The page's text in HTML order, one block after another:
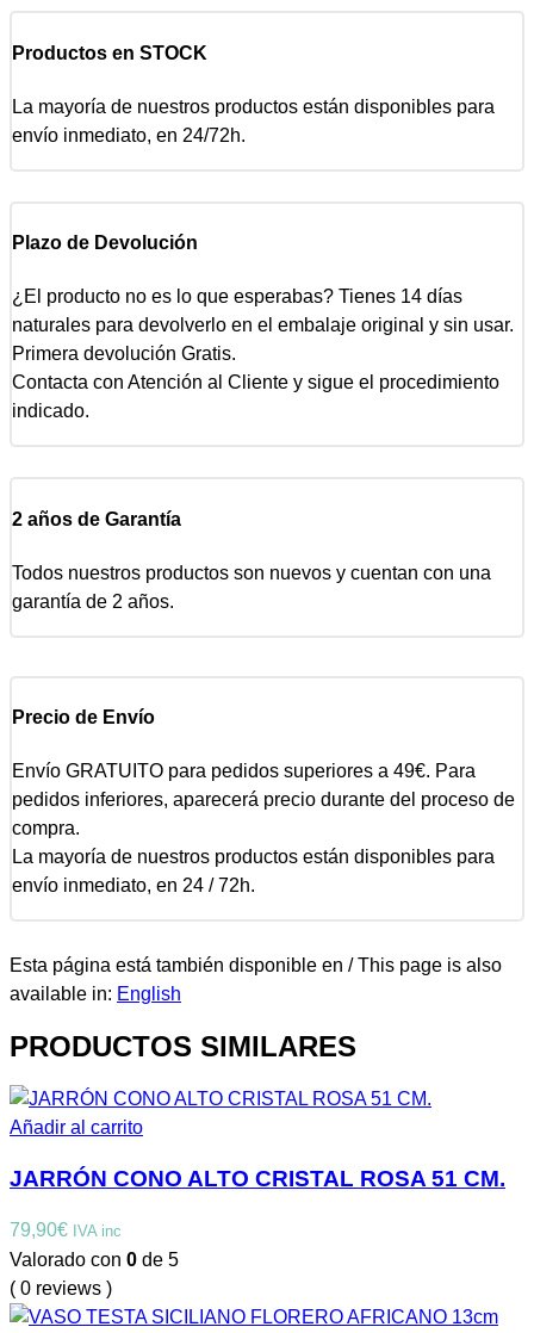
Productos en STOCK
La mayoría de nuestros productos están disponibles para
envío inmediato, en 24/72h.
Plazo de Devolución
¿El producto no es lo que esperabas? Tienes 14 días
naturales para devolverlo en el embalaje original y sin usar.
Primera devolución Gratis.
Contacta con Atención al Cliente y sigue el procedimiento
indicado.
2 años de Garantía
Todos nuestros productos son nuevos y cuentan con una
garantía de 2 años.
Precio de Envío
Envío GRATUITO para pedidos superiores a 49€. Para
pedidos inferiores, aparecerá precio durante del proceso de
compra.
La mayoría de nuestros productos están disponibles para
envío inmediato, en 24 / 72h.
Esta página está también disponible en / This page is also
available in: English
PRODUCTOS SIMILARES
Añadir al carrito
JARRÓN CONO ALTO CRISTAL ROSA 51 CM.
79,90€ IVA inc
Valorado con 0 de 5
( 0 reviews )